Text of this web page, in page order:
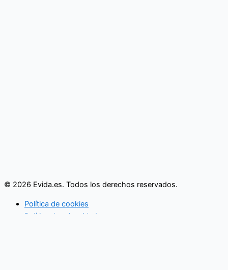
© 2026 Evida.es. Todos los derechos reservados.
Política de cookies
Política de privacidad